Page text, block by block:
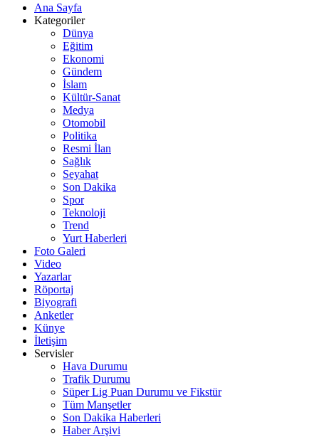
Ana Sayfa
Kategoriler
Dünya
Eğitim
Ekonomi
Gündem
İslam
Kültür-Sanat
Medya
Otomobil
Politika
Resmi İlan
Sağlık
Seyahat
Son Dakika
Spor
Teknoloji
Trend
Yurt Haberleri
Foto Galeri
Video
Yazarlar
Röportaj
Biyografi
Anketler
Künye
İletişim
Servisler
Hava Durumu
Trafik Durumu
Süper Lig Puan Durumu ve Fikstür
Tüm Manşetler
Son Dakika Haberleri
Haber Arşivi